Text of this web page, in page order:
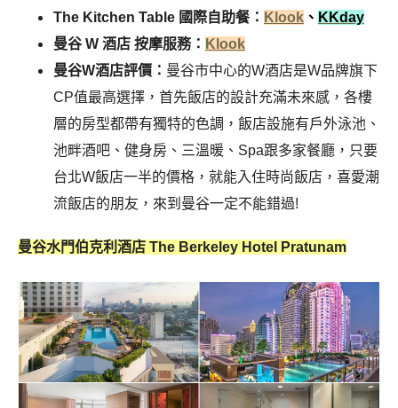
The Kitchen Table 國際自助餐： Klook 、 KKday
曼谷 W 酒店 按摩服務： Klook
曼谷W酒店評價： 曼谷市中心的W酒店是W品牌旗下
CP值最高選擇，首先飯店的設計充滿未來感，各樓
層的房型都帶有獨特的色調，飯店設施有戶外泳池、
池畔酒吧、健身房、三溫暖、Spa跟多家餐廳，只要
台北W飯店一半的價格，就能入住時尚飯店，喜愛潮
流飯店的朋友，來到曼谷一定不能錯過!
曼谷水門伯克利酒店 The Berkeley Hotel Pratunam